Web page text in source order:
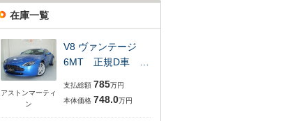
在庫一覧
アストンマーティ
ン
V8 ヴァンテージ
6MT 正規D車 …
支払総額 785万円
本体価格 748.0万円